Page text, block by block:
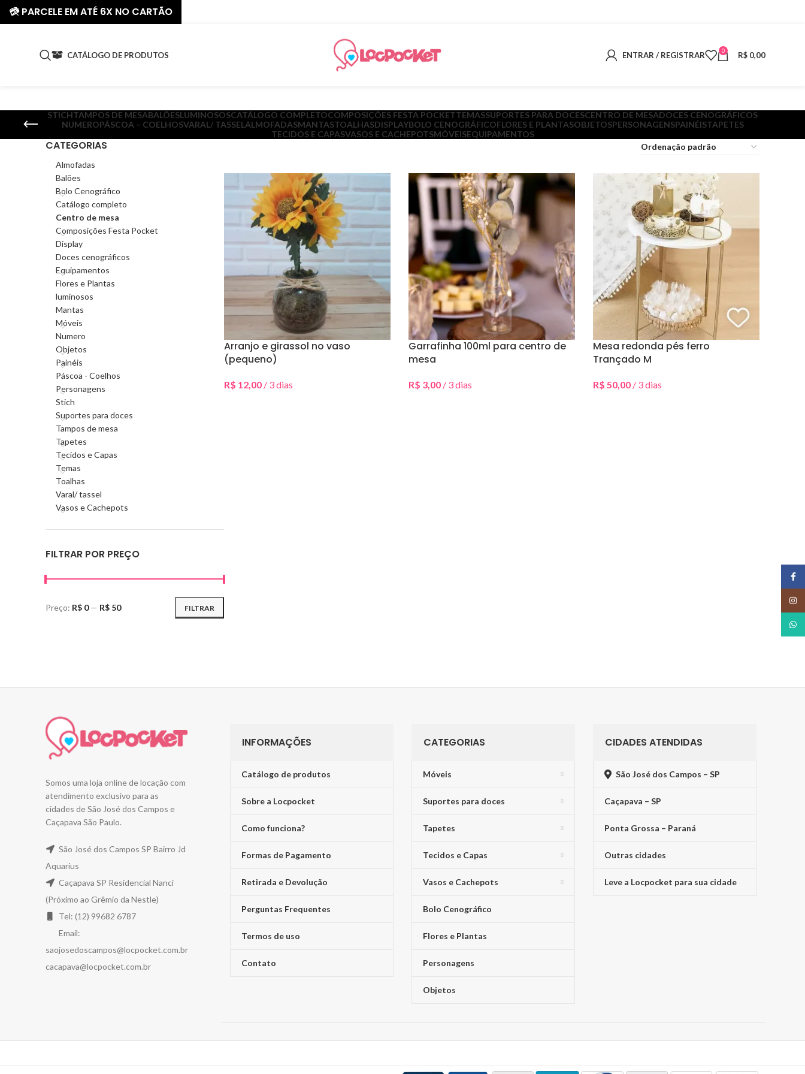
CATÁLOGO DE PRODUTOS ENTRAR / REGISTRAR 0 R$ 0,00
STICHTAMPOS DE MESABALÕESLUMINOSOSCATÁLOGO COMPLETOCOMPOSIÇÕES FESTA POCKETTEMASSUPORTES PARA DOCESCENTRO DE MESADOCES CENOGRÁFICOS
NUMEROPÁSCOA – COELHOSVARAL/ TASSELALMOFADASMANTASTOALHASDISPLAYBOLO CENOGRÁFICOFLORES E PLANTASOBJETOSPERSONAGENSPAINÉISTAPETES
TECIDOS E CAPASVASOS E CACHEPOTSMÓVEISEQUIPAMENTOS
CATEGORIAS
Almofadas
Balões
Bolo Cenográfico
Catálogo completo
Centro de mesa
Composições Festa Pocket
Display
Doces cenográficos
Equipamentos
Flores e Plantas
luminosos
Mantas
Móveis
Numero
Objetos
Painéis
Páscoa - Coelhos
Personagens
Stich
Suportes para doces
Tampos de mesa
Tapetes
Tecidos e Capas
Temas
Toalhas
Varal/ tassel
Vasos e Cachepots
FILTRAR POR PREÇO
FILTRAR
Preço: R$ 0— R$ 50
Arranjo e girassol no vaso
(pequeno)
R$ 12,00 / 3 dias
Garrafinha 100ml para centro de
mesa
R$ 3,00 / 3 dias
Mesa redonda pés ferro
Trançado M
R$ 50,00 / 3 dias
Somos uma loja online de locação com
atendimento exclusivo para as
cidades de São José dos Campos e
Caçapava São Paulo.
São José dos Campos SP Bairro Jd
Aquarius
Caçapava SP Residencial Nanci
(Próximo ao Grêmio da Nestle)
Tel: (12) 99682 6787
Email:
saojosedoscampos@locpocket.com.br
cacapava@locpocket.com.br
INFORMAÇÕES
Catálogo de produtos
Sobre a Locpocket
Como funciona?
Formas de Pagamento
Retirada e Devolução
Perguntas Frequentes
Termos de uso
Contato
CATEGORIAS
Móveis
Suportes para doces
Tapetes
Tecidos e Capas
Vasos e Cachepots
Bolo Cenográfico
Flores e Plantas
Personagens
Objetos
CIDADES ATENDIDAS
São José dos Campos – SP
Caçapava – SP
Ponta Grossa – Paraná
Outras cidades
Leve a Locpocket para sua cidade
💳 PARCELE EM ATÉ 6X NO CARTÃO